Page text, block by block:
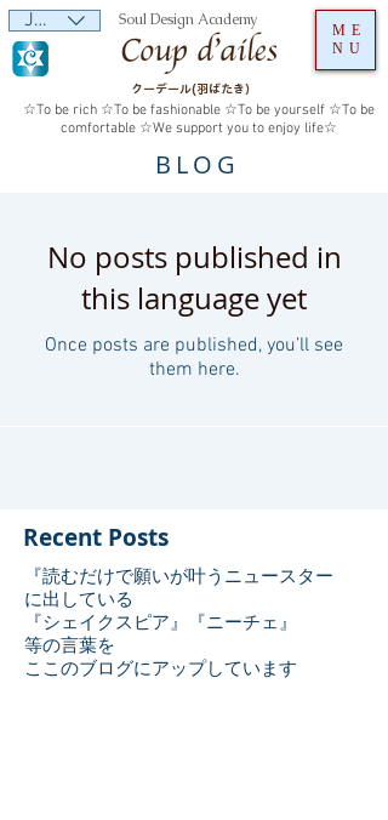
クーデール(羽ばたき）
☆To be rich ☆To be fashionable ☆To be yourself ☆To be
comfortable ☆We support you to enjoy life☆
ME
NU
JPY (¥) Soul Design Academy
BLOG
No posts published in
this language yet
Once posts are published, you’ll see
them here.
Recent Posts
『読むだけで願いが叶うニュースター
に出している
『シェイクスピア』『ニーチェ』
等の言葉を
ここのブログにアップしています